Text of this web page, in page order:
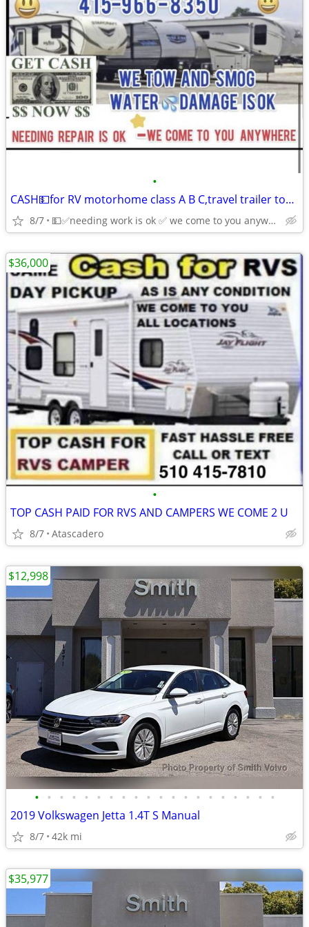
•
CASH💵for RV motorhome class A B C,travel trailer toy hauler 5th wheel
8/7 💵✅needing work is ok ✅ we come to you anywhere
•
TOP CASH PAID FOR RVS AND CAMPERS WE COME 2 U
8/7 Atascadero
$36,000
• • • • • • • • • • • • • • • • • • • •
2019 Volkswagen Jetta 1.4T S Manual
8/7 42k mi
$12,998
$35,977